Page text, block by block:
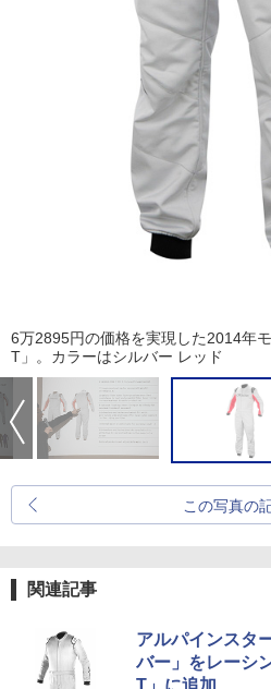
6万2895円の価格を実現した2014年
T」。カラーはシルバー レッド
この写真の
関連記事
アルパインスタ
バー」をレーシ